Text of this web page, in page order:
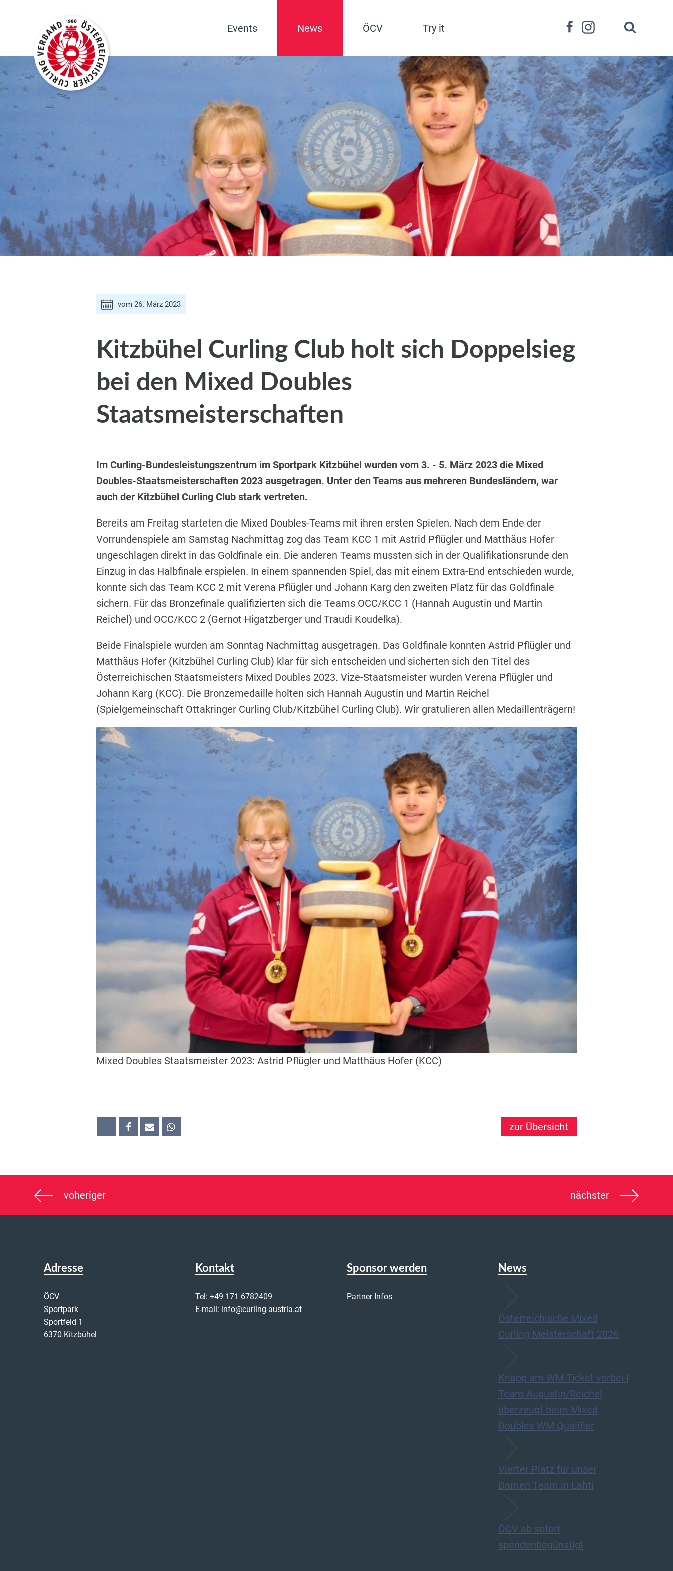
Events News ÖCV Try it
vom 26. März 2023
Kitzbühel Curling Club holt sich Doppelsieg
bei den Mixed Doubles
Staatsmeisterschaften
Im Curling-Bundesleistungszentrum im Sportpark Kitzbühel wurden vom 3. - 5. März 2023 die Mixed
Doubles-Staatsmeisterschaften 2023 ausgetragen. Unter den Teams aus mehreren Bundesländern, war
auch der Kitzbühel Curling Club stark vertreten.
Bereits am Freitag starteten die Mixed Doubles-Teams mit ihren ersten Spielen. Nach dem Ende der
Vorrundenspiele am Samstag Nachmittag zog das Team KCC 1 mit Astrid Pflügler und Matthäus Hofer
ungeschlagen direkt in das Goldfinale ein. Die anderen Teams mussten sich in der Qualifikationsrunde den
Einzug in das Halbfinale erspielen. In einem spannenden Spiel, das mit einem Extra-End entschieden wurde,
konnte sich das Team KCC 2 mit Verena Pflügler und Johann Karg den zweiten Platz für das Goldfinale
sichern. Für das Bronzefinale qualifizierten sich die Teams OCC/KCC 1 (Hannah Augustin und Martin
Reichel) und OCC/KCC 2 (Gernot Higatzberger und Traudi Koudelka).
Beide Finalspiele wurden am Sonntag Nachmittag ausgetragen. Das Goldfinale konnten Astrid Pflügler und
Matthäus Hofer (Kitzbühel Curling Club) klar für sich entscheiden und sicherten sich den Titel des
Österreichischen Staatsmeisters Mixed Doubles 2023. Vize-Staatsmeister wurden Verena Pflügler und
Johann Karg (KCC). Die Bronzemedaille holten sich Hannah Augustin und Martin Reichel
(Spielgemeinschaft Ottakringer Curling Club/Kitzbühel Curling Club). Wir gratulieren allen Medaillenträgern!
Mixed Doubles Staatsmeister 2023: Astrid Pflügler und Matthäus Hofer (KCC)
zur Übersicht
voheriger nächster
Adresse
ÖCV
Sportpark
Sportfeld 1
6370 Kitzbühel
Kontakt
Tel: +49 171 6782409
E-mail: info@curling-austria.at
Sponsor werden
Partner Infos
News
Österreichische Mixed
Curling Meisterschaft 2026
Knapp am WM Ticket vorbei |
Team Augustin/Reichel
überzeugt beim Mixed
Doubles WM Qualifier
Vierter Platz für unser
Damen Team in Lahti
ÖCV ab sofort
spendenbegünstigt